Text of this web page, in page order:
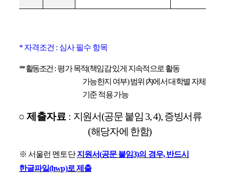
* 자격조건 : 심사 필수 항목
**활동조건 :평가 목적(책임감 있게 지속적으로 활동
가능한지 여부)범위 內에서 대학별 자체
기준 적용 가능
○제출자료 : 지원서(공문 붙임 3, 4),증빙서류
(해당자에 한함)
※서울런 멘토단지원서(공문 붙임3)의 경우,반드시
한글파일(hwp)로 제출